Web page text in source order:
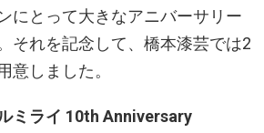
にとって大きなアニバーサリー
それを記念して、橋本漆芸では2
意しました。
ミライ 10th Anniversary